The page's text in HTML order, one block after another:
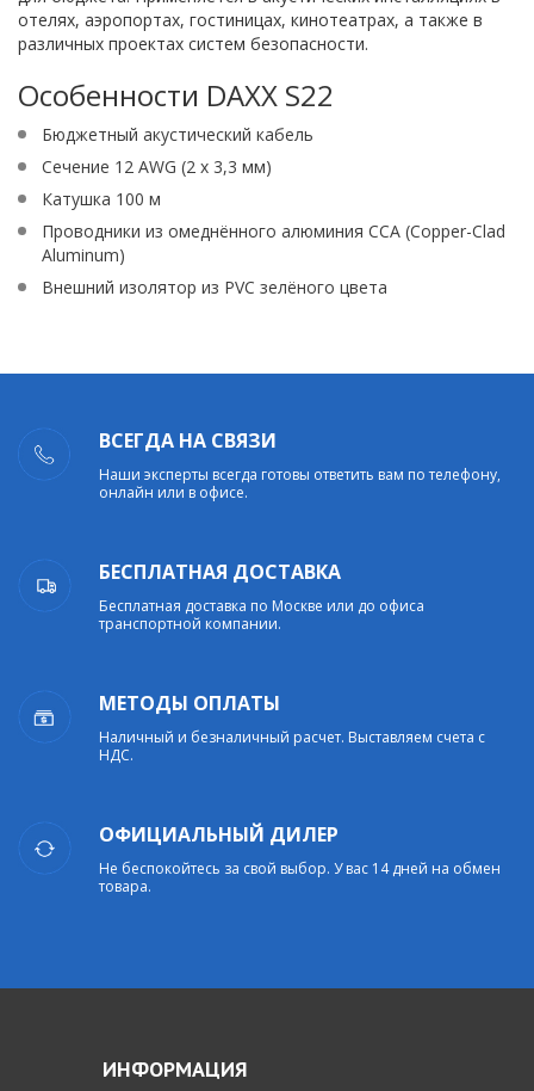
отелях, аэропортах, гостиницах, кинотеатрах, а также в
различных проектах систем безопасности.
Особенности DAXX S22
Бюджетный акустический кабель
Сечение 12 AWG (2 x 3,3 мм)
Катушка 100 м
Проводники из омеднённого алюминия CCA (Copper-Clad
Aluminum)
Внешний изолятор из PVC зелёного цвета
ВСЕГДА НА СВЯЗИ
Наши эксперты всегда готовы ответить вам по телефону,
онлайн или в офисе.
БЕСПЛАТНАЯ ДОСТАВКА
Бесплатная доставка по Москве или до офиса
транспортной компании.
МЕТОДЫ ОПЛАТЫ
Наличный и безналичный расчет. Выставляем счета с
НДС.
ОФИЦИАЛЬНЫЙ ДИЛЕР
Не беспокойтесь за свой выбор. У вас 14 дней на обмен
товара.
ИНФОРМАЦИЯ